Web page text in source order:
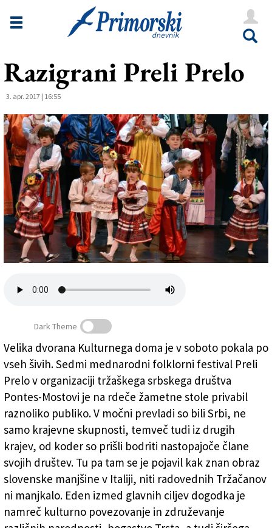
Novice
Goriška
Kultura
Šport
Še
Vreme
V Kioskih
Uredništvo
Oglasi
Založnik
Naročnine
Razigrani Preli Prelo
3. apr. 2017 | 16:55
Razigrani Preli Prelo
Dark Theme
Velika dvorana Kulturnega doma je v soboto pokala po
vseh šivih. Sedmi mednarodni folklorni festival Preli
Prelo v organizaciji tržaškega srbskega društva
Pontes-Mostovi je na rdeče žametne stole privabil
raznoliko publiko. V močni prevladi so bili Srbi, ne
samo krajevne skupnosti, temveč tudi iz drugih
krajev, od koder so prišli bodriti nastopajoče člane
svojih društev. Tu pa tam se je pojavil kak znan obraz
slovenske manjšine v Italiji, niti radovednih Tržačanov
ni manjkalo. Eden izmed glavnih ciljev dogodka je
namreč kulturno povezovanje in združevanje